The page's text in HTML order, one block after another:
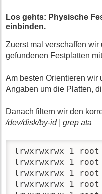
Los gehts: Physische
einbinden.
Zuerst mal verschaffen
gefundenen Festplatten
Am besten Orientieren wir
Angaben um die Platten,
Danach filtern wir den
/dev/disk/by-id | grep ata
lrwxrwxrwx 1 root
lrwxrwxrwx 1 root
lrwxrwxrwx 1 root
lrwxrwxrwx 1 root